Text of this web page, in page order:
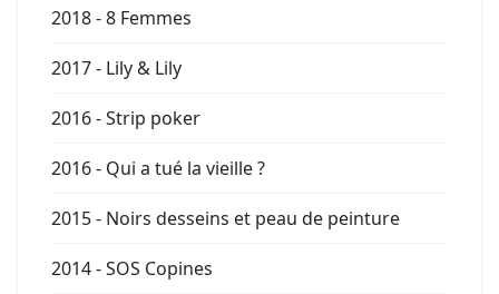
2018 - 8 Femmes
2017 - Lily & Lily
2016 - Strip poker
2016 - Qui a tué la vieille ?
2015 - Noirs desseins et peau de peinture
2014 - SOS Copines